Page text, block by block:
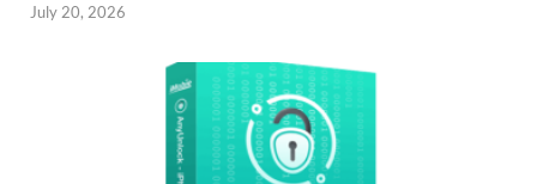
July 20, 2026